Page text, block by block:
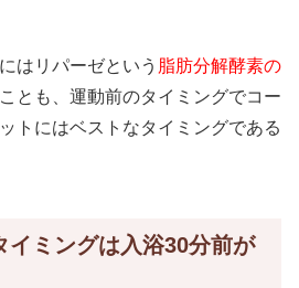
はリパーゼという 脂肪分解酵素の
とも、運動前のタイミングでコー
トにはベストなタイミングである
イミングは入浴30分前が